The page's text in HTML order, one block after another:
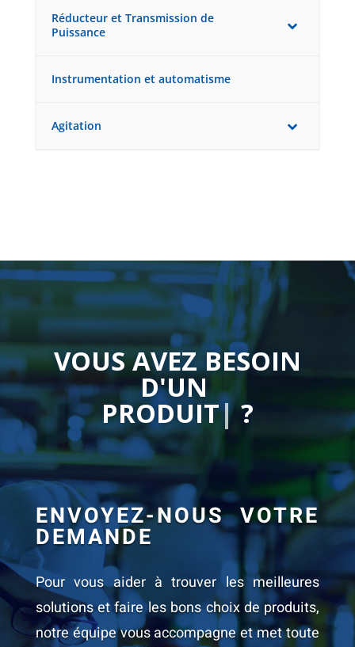
Réducteur et Transmission de
Puissance
Instrumentation et automatisme
Agitation
VOUS AVEZ BESOIN
D'UN
C|?
ENVOYEZ-NOUS VOTRE
DEMANDE
Pour vous aider à trouver les meilleures
solutions et faire les bons choix de produits,
notre équipe vous accompagne et met toute